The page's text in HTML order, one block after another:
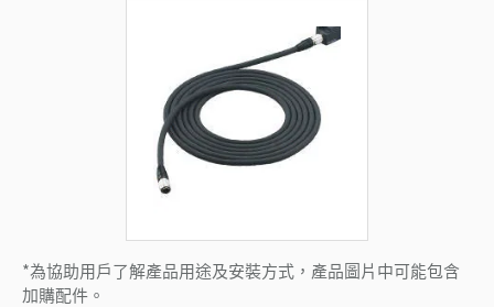
*為協助用戶了解產品用途及安裝方式，產品圖片中可能包含
加購配件。